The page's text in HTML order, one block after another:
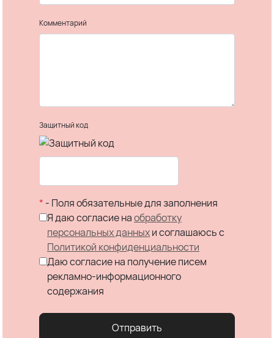
Комментарий
Защитный код
* - Поля обязательные для заполнения
Я даю согласие наобработку
персональных данныхи соглашаюсь c
Политикой конфиденциальности
Даю согласие на получение писем
рекламно-информационного
содержания
Отправить